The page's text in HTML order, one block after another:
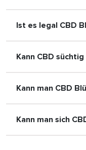
Ist es legal CBD
Kann CBD süchtig
Kann man CBD
Kann man sich